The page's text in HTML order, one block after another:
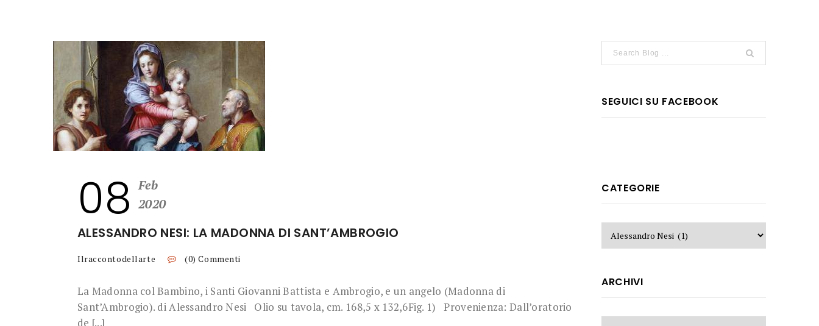
08 Feb
2020
ALESSANDRO NESI: LA MADONNA DI SANT’AMBROGIO
Ilraccontodellarte (0) Commenti
La Madonna col Bambino, i Santi Giovanni Battista e Ambrogio, e un angelo (Madonna di
Sant’Ambrogio). di Alessandro Nesi Olio su tavola, cm. 168,5 x 132,6Fig. 1) Provenienza: Dall’oratorio
de [...]
SEGUICI SU FACEBOOK
CATEGORIE
ARCHIVI